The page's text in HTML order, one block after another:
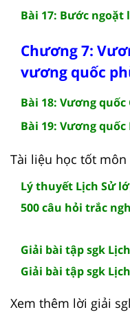
Bài 17: Bước
Chương 7:
vương quốc
Bài 18: Vương quốc
Bài 19: Vương quốc
Tài liệu học tốt môn
Lý thuyết Lịch Sử
500 câu hỏi trắc
Giải bài tập sgk
Giải bài tập sgk
Xem thêm lời giải